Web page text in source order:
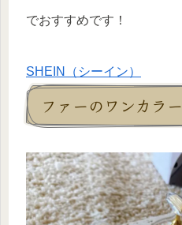
でおすすめです！
SHEIN（シーイン）
ファーのワンカラー